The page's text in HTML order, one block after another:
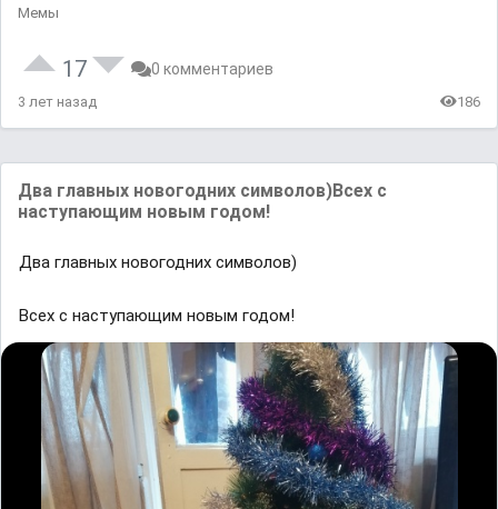
Мемы
17 0 комментариев
3 лет назад 186
Два главных новогодних символов)Всех с
наступающим новым годом!
Два главных новогодних символов)
Всех с наступающим новым годом!